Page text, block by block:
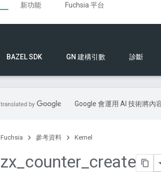
新功能
Fuchsia 平台
BAZEL SDK GN 建構引數 診斷
Google 會運用 AI 技術將內
Fuchsia 參考資料 Kernel
zx_counter_create